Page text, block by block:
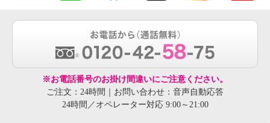
※お電話番号のお掛け間違いにご注意ください。
ご注文：24時間｜お問い合わせ：音声自動応答
24時間／オペレーター対応 9:00～21:00